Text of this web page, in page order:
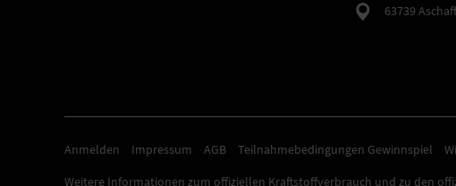
63739
Anmelden Impressum AGB Teilnahmebedingungen Gewinnspiel
Weitere Informationen zum offiziellen Kraftstoffverbrauch und zu den